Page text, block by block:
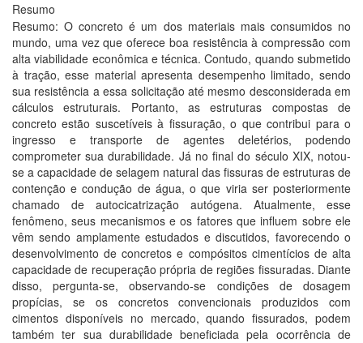
Resumo
Resumo: O concreto é um dos materiais mais consumidos no
mundo, uma vez que oferece boa resistência à compressão com
alta viabilidade econômica e técnica. Contudo, quando submetido
à tração, esse material apresenta desempenho limitado, sendo
sua resistência a essa solicitação até mesmo desconsiderada em
cálculos estruturais. Portanto, as estruturas compostas de
concreto estão suscetíveis à fissuração, o que contribui para o
ingresso e transporte de agentes deletérios, podendo
comprometer sua durabilidade. Já no final do século XIX, notou-
se a capacidade de selagem natural das fissuras de estruturas de
contenção e condução de água, o que viria ser posteriormente
chamado de autocicatrização autógena. Atualmente, esse
fenômeno, seus mecanismos e os fatores que influem sobre ele
vêm sendo amplamente estudados e discutidos, favorecendo o
desenvolvimento de concretos e compósitos cimentícios de alta
capacidade de recuperação própria de regiões fissuradas. Diante
disso, pergunta-se, observando-se condições de dosagem
propícias, se os concretos convencionais produzidos com
cimentos disponíveis no mercado, quando fissurados, podem
também ter sua durabilidade beneficiada pela ocorrência de